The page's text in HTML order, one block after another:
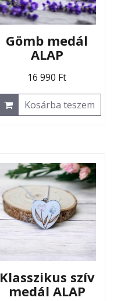
Gömb medál
ALAP
16 990 Ft
Kosárba teszem
Klasszikus szív
medál ALAP